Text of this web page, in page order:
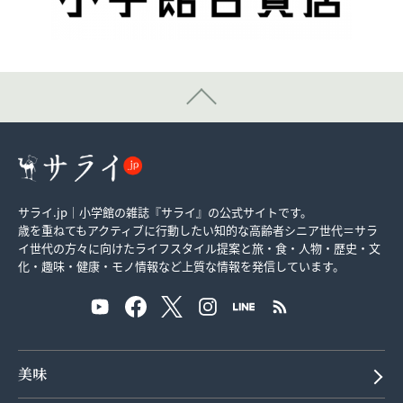
サライ.jp｜小学館の雑誌『サライ』の公式サイトです。
歳を重ねてもアクティブに行動したい知的な高齢者シニア世代＝サラ
イ世代の方々に向けたライフスタイル提案と旅・食・人物・歴史・文
化・趣味・健康・モノ情報など上質な情報を発信しています。
美味